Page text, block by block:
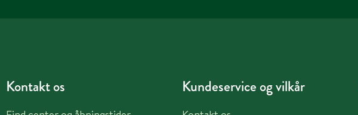
Kontakt os Kundeservice og vilkår